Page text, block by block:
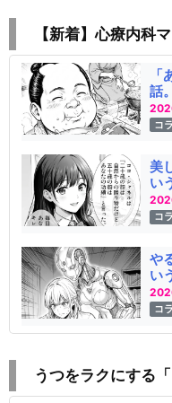
【新着】心療内科
話。
コ
美
い
コ
や
い
コ
うつをラクにする